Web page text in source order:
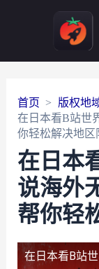
首页
版权地
在日本看B站世
你轻松解决地区
在日本
说海外
帮你轻
在日本看B站